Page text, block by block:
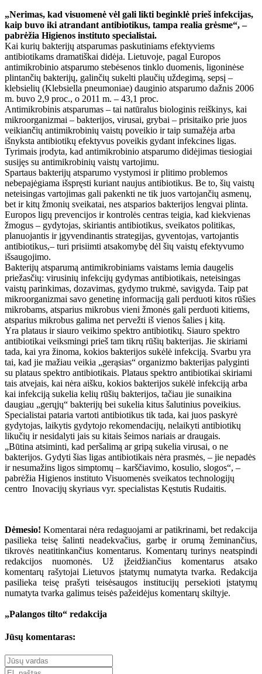
„Nerimas, kad visuomenė vėl gali likti beginklė prieš infekcijas,
kaip buvo iki atrandant antibiotikus, tampa realia grėsme“, –
pabrėžia Higienos instituto specialistai.
Kai kurių bakterijų atsparumas paskutiniams efektyviems
antibiotikams dramatiškai didėja. Lietuvoje, pagal Europos
antimikrobinio atsparumo stebėsenos tinklo duomenis, ligoninėse
plintančių bakterijų, galinčių sukelti plaučių uždegimą, sepsį –
klebsielių (Klebsiella pneumoniae) dauginio atsparumo dažnis 2006
m. buvo 2,9 proc., o 2011 m. – 43,1 proc.
Antimikrobinis atsparumas – tai natūralus biologinis reiškinys, kai
mikroorganizmai – bakterijos, virusai, grybai – prisitaiko prie juos
veikiančių antimikrobinių vaistų poveikio ir taip sumažėja arba
išnyksta antibiotikų efektyvus poveikis gydant infekcines ligas.
Tyrimais įrodyta, kad antimikrobinio atsparumo didėjimas tiesiogiai
susijęs su antimikrobinių vaistų vartojimu.
Spartaus bakterijų atsparumo vystymosi ir plitimo problemos
nebepajėgiama išspręsti kuriant naujus antibiotikus. Be to, šių vaistų
neteisingas vartojimas gali pakenkti ne tik juos vartojančių asmenų,
bet ir kitų žmonių sveikatai, nes atsparios bakterijos lengvai plinta.
Europos ligų prevencijos ir kontrolės centras teigia, kad kiekvienas
žmogus – gydytojas, skiriantis antibiotikus, sveikatos politikas,
planuojantis ir įgyvendinantis strategijas, gyventojas, vartojantis
antibiotikus,– turi prisiimti atsakomybę dėl šių vaistų efektyvumo
išsaugojimo.
Bakterijų atsparumą antimikrobiniams vaistams lemia daugelis
priežasčių: virusinių infekcijų gydymas antibiotikais, neteisingas
vaistų parinkimas, dozavimas, gydymo trukmė, savigyda. Taip pat
mikroorganizmai savo genetinę informaciją gali perduoti kitos rūšies
mikrobams, atsparius mikrobus vieni žmonės gali perduoti kitiems,
atsparius mikrobus galima net pervežti iš vienos šalies į kitą.
Yra plataus ir siauro veikimo spektro antibiotikų. Siauro spektro
antibiotikai veiksmingi prieš tam tikrų rūšių bakterijas. Jie skiriami
tada, kai yra žinoma, kokios bakterijos sukėlė infekciją. Svarbu yra
tai, kad jie mažiau veikia „gerąsias“ organizmo bakterijas palyginti
su plataus spektro antibiotikais. Plataus spektro antibiotikai skiriami
tais atvejais, kai nėra aišku, kokios bakterijos sukėlė infekciją arba
kai infekciją sukelia kelių rūšių bakterijos, tačiau jie sunaikina
daugiau „gerųjų“ bakterijų bei sukelia kitus šalutinius poveikius.
Specialistai pataria vartoti antibiotikus tik tada, kai juos paskyrė
gydytojas, laikytis gydytojo rekomendacijų, nelaikyti antibiotikų
likučių ir nesidalyti jais su kitais šeimos nariais ar draugais.
„Būtina atsiminti, kad peršalimą ar gripą sukelia virusai, o ne
bakterijos. Gydyti šias ligas antibiotikais nėra prasmės, – jie nepadės
ir nesumažins ligos simptomų – karščiavimo, kosulio, slogos“, –
pabrėžia Higienos instituto Visuomenės sveikatos technologijų
centro Inovacijų skyriaus vyr. specialistas Kęstutis Rudaitis.
Dėmesio! Komentarai nėra redaguojami ar patikrinami, bet redakcija
pasilieka teisę šalinti neadekvačius, garbę ir orumą žeminančius,
tikrovės neatitinkančius komentarus. Komentarų turinys neatspindi
redakcijos nuomonės. Už įžeidžiančius komentarus atsako
komentarų rašytojai Lietuvos įstatymų numatyta tvarka. Redakcija
pasilieka teisę prašyti teisėsaugos institucijų persekioti įstatymų
numatyta tvarka galimus teisės pažeidėjus komentarų skiltyje.
„Palangos tilto“ redakcija
Jūsų komentaras: